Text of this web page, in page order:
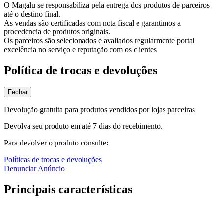
O Magalu se responsabiliza pela entrega dos produtos de parceiros
até o destino final.
As vendas são certificadas com nota fiscal e garantimos a
procedência de produtos originais.
Os parceiros são selecionados e avaliados regularmente portal
excelência no serviço e reputação com os clientes
Política de trocas e devoluções
Fechar
Devolução gratuita para produtos vendidos por lojas parceiras
Devolva seu produto em até 7 dias do recebimento.
Para devolver o produto consulte:
Políticas de trocas e devoluções
Denunciar Anúncio
Principais características